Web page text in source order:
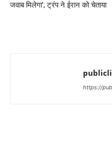
जवाब मिलेगा’; ट्रंप ने ईरान को चेताया
https://